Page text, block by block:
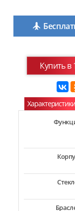
Купить в
Характеристики